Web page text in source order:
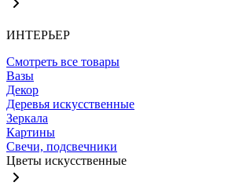
ИНТЕРЬЕР
Смотреть все товары
Вазы
Декор
Деревья искусственные
Зеркала
Картины
Свечи, подсвечники
Цветы искусственные